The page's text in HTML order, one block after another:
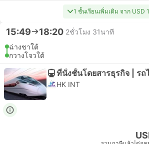
1 ชั้นเรียนเพิ่มเติม จาก USD
15:49 18:20 2ชั่วโมง 31นาที
ฉ่างชาใต้
กวางโจวใต้
ที่นั่งชั้นโดยสารธุรกิจ | รถ
HK INT